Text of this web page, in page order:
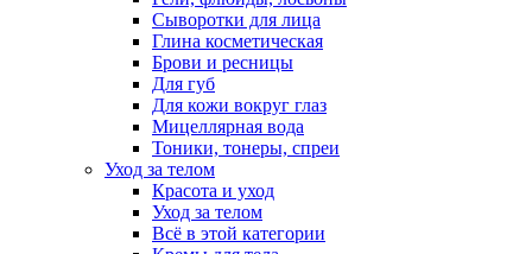
Сыворотки для лица
Глина косметическая
Брови и ресницы
Для губ
Для кожи вокруг глаз
Мицеллярная вода
Тоники, тонеры, спреи
Уход за телом
Красота и уход
Уход за телом
Всё в этой категории